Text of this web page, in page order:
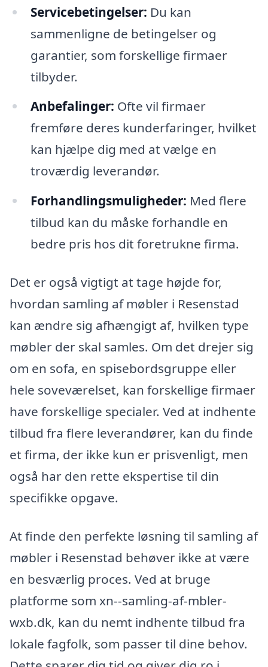
Servicebetingelser: Du kan
sammenligne de betingelser og
garantier, som forskellige firmaer
tilbyder.
Anbefalinger: Ofte vil firmaer
fremføre deres kunderfaringer, hvilket
kan hjælpe dig med at vælge en
troværdig leverandør.
Forhandlingsmuligheder: Med flere
tilbud kan du måske forhandle en
bedre pris hos dit foretrukne firma.
Det er også vigtigt at tage højde for,
hvordan samling af møbler i Resenstad
kan ændre sig afhængigt af, hvilken type
møbler der skal samles. Om det drejer sig
om en sofa, en spisebordsgruppe eller
hele soveværelset, kan forskellige firmaer
have forskellige specialer. Ved at indhente
tilbud fra flere leverandører, kan du finde
et firma, der ikke kun er prisvenligt, men
også har den rette ekspertise til din
specifikke opgave.
At finde den perfekte løsning til samling af
møbler i Resenstad behøver ikke at være
en besværlig proces. Ved at bruge
platforme som xn--samling-af-mbler-
wxb.dk, kan du nemt indhente tilbud fra
lokale fagfolk, som passer til dine behov.